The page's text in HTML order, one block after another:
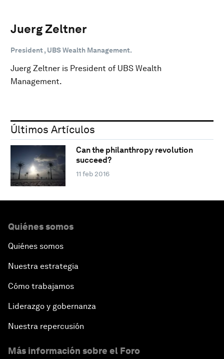
Juerg Zeltner
President , UBS Wealth Management.
Juerg Zeltner is President of UBS Wealth
Management.
Últimos Artículos
Can the philanthropy revolution
succeed?
11 feb 2016
Quiénes somos
Quiénes somos
Nuestra estrategia
Cómo trabajamos
Liderazgo y gobernanza
Nuestra repercusión
Más información sobre el Foro